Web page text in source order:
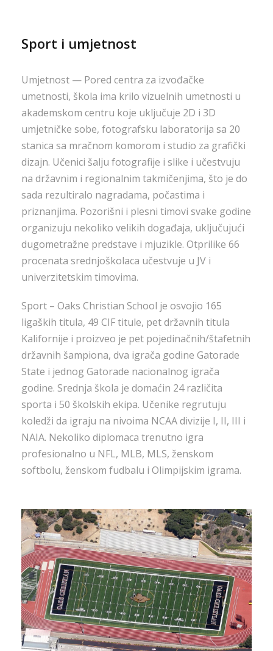
Sport i umjetnost
Umjetnost — Pored centra za izvođačke
umetnosti, škola ima krilo vizuelnih umetnosti u
akademskom centru koje uključuje 2D i 3D
umjetničke sobe, fotografsku laboratorija sa 20
stanica sa mračnom komorom i studio za grafički
dizajn. Učenici šalju fotografije i slike i učestvuju
na državnim i regionalnim takmičenjima, što je do
sada rezultiralo nagradama, počastima i
priznanjima. Pozorišni i plesni timovi svake godine
organizuju nekoliko velikih događaja, uključujući
dugometražne predstave i mjuzikle. Otprilike 66
procenata srednjoškolaca učestvuje u JV i
univerzitetskim timovima.
Sport – Oaks Christian School je osvojio 165
ligaških titula, 49 CIF titule, pet državnih titula
Kalifornije i proizveo je pet pojedinačnih/štafetnih
državnih šampiona, dva igrača godine Gatorade
State i jednog Gatorade nacionalnog igrača
godine. Srednja škola je domaćin 24 različita
sporta i 50 školskih ekipa. Učenike regrutuju
koledži da igraju na nivoima NCAA divizije I, II, III i
NAIA. Nekoliko diplomaca trenutno igra
profesionalno u NFL, MLB, MLS, ženskom
softbolu, ženskom fudbalu i Olimpijskim igrama.